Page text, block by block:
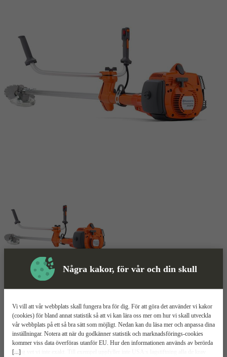
Några kakor, för vår och din skull
[...]
Vi vill att vår webbplats skall fungera bra för dig. För att göra det använder vi kakor
(cookies) för bland annat statistik så att vi kan lära oss mer om hur vi skall utveckla
vår webbplats på ett så bra sätt som möjligt. Nedan kan du läsa mer och anpassa dina
inställningar. Notera att när du godkänner statistik och marknadsförings-cookies
kommer viss data överföras utanför EU. Hur den informationen används av berörda
bolag vet vi inte exakt. Till exempel uppfyller inte USA:s lagstiftning alla de krav
Röjsåg Mer information
Husqvarna 343FR